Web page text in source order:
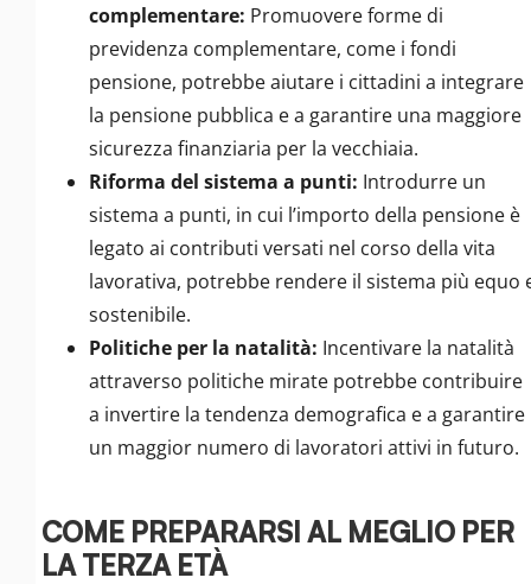
complementare: Promuovere forme di
previdenza complementare, come i fondi
pensione, potrebbe aiutare i cittadini a integrare
la pensione pubblica e a garantire una maggiore
sicurezza finanziaria per la vecchiaia.
Riforma del sistema a punti: Introdurre un
sistema a punti, in cui l’importo della pensione è
legato ai contributi versati nel corso della vita
lavorativa, potrebbe rendere il sistema più equo
sostenibile.
Politiche per la natalità: Incentivare la natalità
attraverso politiche mirate potrebbe contribuire
a invertire la tendenza demografica e a garantire
un maggior numero di lavoratori attivi in futuro.
COME PREPARARSI AL MEGLIO PER
LA TERZA ETÀ